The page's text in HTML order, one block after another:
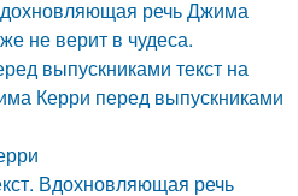
речь Джима
не верит в чудеса.
выпускниками текст на
Керри перед выпускниками
Вдохновляющая речь